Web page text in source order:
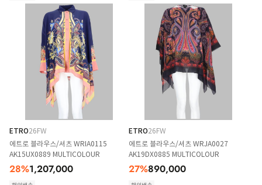
ETRO26FW
에트로 블라우스/셔츠 WRIA0115
AK15UX0889 MULTICOLOUR
28%1,207,000
ETRO26FW
에트로 블라우스/셔츠 WRJA0027
AK19DX0885 MULTICOLOUR
27%890,000